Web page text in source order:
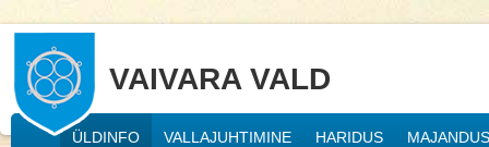
VAIVARA VALD
ÜLDINFO VALLAJUHTIMINE HARIDUS MAJANDUS